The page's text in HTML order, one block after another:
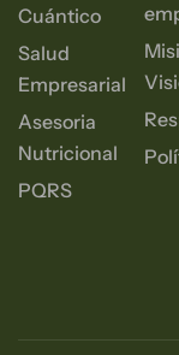
Cuántico
Salud
Empresarial
Asesoria
Nutricional
PQRS